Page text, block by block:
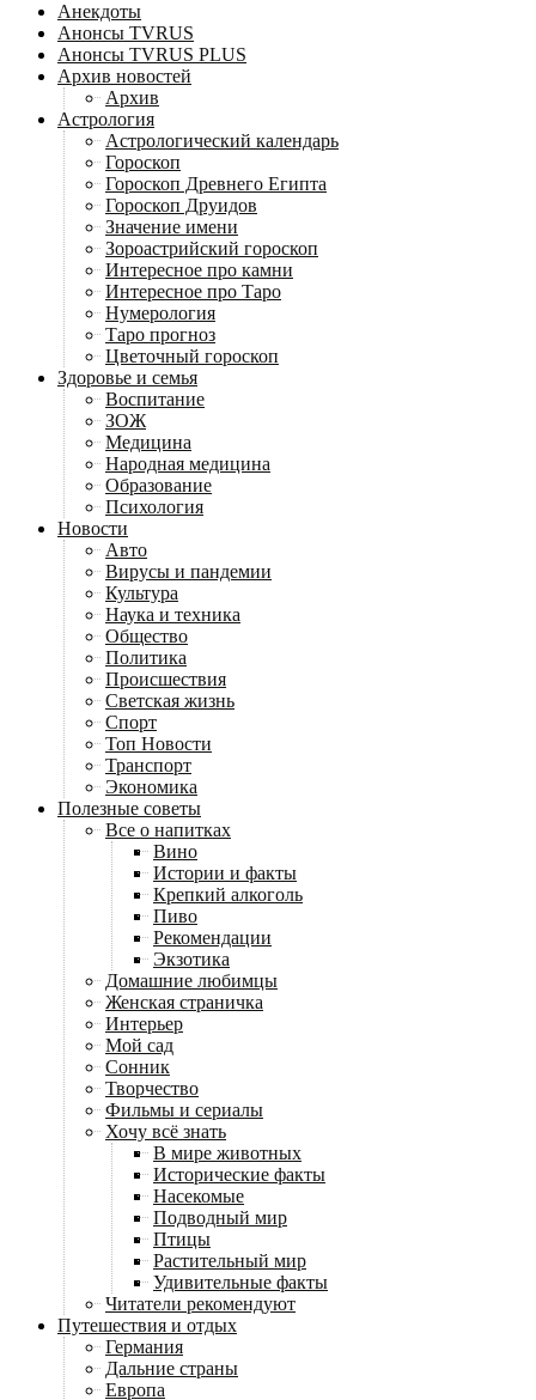
Анекдоты
Анонсы TVRUS
Анонсы TVRUS PLUS
Архив новостей
Архив
Астрология
Астрологический календарь
Гороскоп
Гороскоп Древнего Египта
Гороскоп Друидов
Значение имени
Зороастрийский гороскоп
Интересное про камни
Интересное про Таро
Нумерология
Таро прогноз
Цветочный гороскоп
Здоровье и семья
Воспитание
ЗОЖ
Медицина
Народная медицина
Образование
Психология
Новости
Авто
Вирусы и пандемии
Культура
Наука и техника
Общество
Политика
Происшествия
Светская жизнь
Спорт
Топ Новости
Транспорт
Экономика
Полезные советы
Все о напитках
Вино
Истории и факты
Крепкий алкоголь
Пиво
Рекомендации
Экзотика
Домашние любимцы
Женская страничка
Интерьер
Мой сад
Сонник
Творчество
Фильмы и сериалы
Хочу всё знать
В мире животных
Исторические факты
Насекомые
Подводный мир
Птицы
Растительный мир
Удивительные факты
Читатели рекомендуют
Путешествия и отдых
Германия
Дальние страны
Европа